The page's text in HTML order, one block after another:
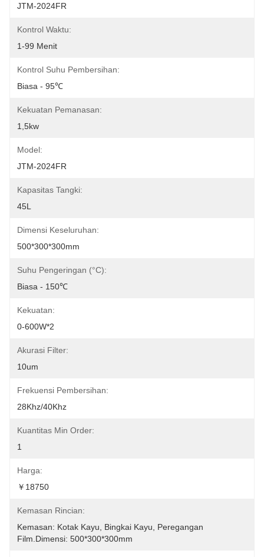
JTM-2024FR
Kontrol Waktu:
1-99 Menit
Kontrol Suhu Pembersihan:
Biasa - 95℃
Kekuatan Pemanasan:
1,5kw
Model:
JTM-2024FR
Kapasitas Tangki:
45L
Dimensi Keseluruhan:
500*300*300mm
Suhu Pengeringan (°C):
Biasa - 150℃
Kekuatan:
0-600W*2
Akurasi Filter:
10um
Frekuensi Pembersihan:
28Khz/40Khz
Kuantitas Min Order:
1
Harga:
￥18750
Kemasan Rincian:
Kemasan: Kotak Kayu, Bingkai Kayu, Peregangan
Film.Dimensi: 500*300*300mm